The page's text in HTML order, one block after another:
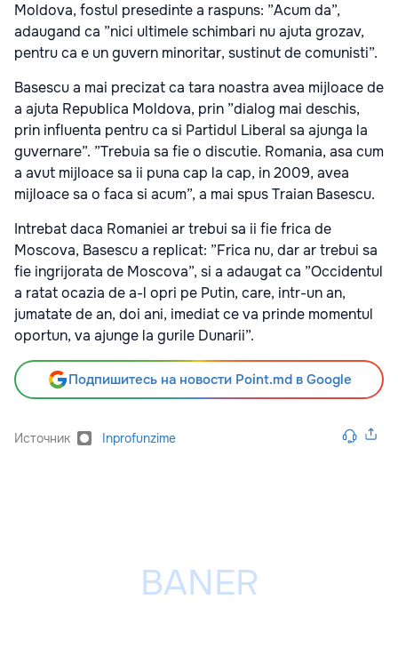
Moldova, fostul presedinte a raspuns: ”Acum da”,
adaugand ca ”nici ultimele schimbari nu ajuta grozav,
pentru ca e un guvern minoritar, sustinut de comunisti”.
Basescu a mai precizat ca tara noastra avea mijloace de
a ajuta Republica Moldova, prin ”dialog mai deschis,
prin influenta pentru ca si Partidul Liberal sa ajunga la
guvernare”. ”Trebuia sa fie o discutie. Romania, asa cum
a avut mijloace sa ii puna cap la cap, in 2009, avea
mijloace sa o faca si acum”, a mai spus Traian Basescu.
Intrebat daca Romaniei ar trebui sa ii fie frica de
Moscova, Basescu a replicat: ”Frica nu, dar ar trebui sa
fie ingrijorata de Moscova”, si a adaugat ca ”Occidentul
a ratat ocazia de a-l opri pe Putin, care, intr-un an,
jumatate de an, doi ani, imediat ce va prinde momentul
oportun, va ajunge la gurile Dunarii”.
Подпишитесь на новости Point.md в Google
Источник Inprofunzime